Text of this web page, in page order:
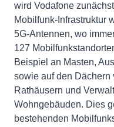
wird Vodafone
Mobilfunk-Infrastruktur
5G-Antennen, wo
127
Beispiel an Masten,
sowie auf den
Rathäusern und
Wohngebäuden. Dies
bestehenden